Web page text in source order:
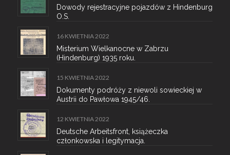
Dowody rejestracyjne pojazdów z Hindenburg
O.S.
16 KWIETNIA 2022
Misterium Wielkanocne w Zabrzu
(Hindenburg) 1935 roku.
15 KWIETNIA 2022
Dokumenty podróży z niewoli sowieckiej w
Austrii do Pawłowa 1945/46.
12 KWIETNIA 2022
Deutsche Arbeitsfront, książeczka
członkowska i legitymacja.